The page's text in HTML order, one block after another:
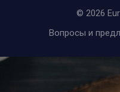
© 2026
Вопросы и